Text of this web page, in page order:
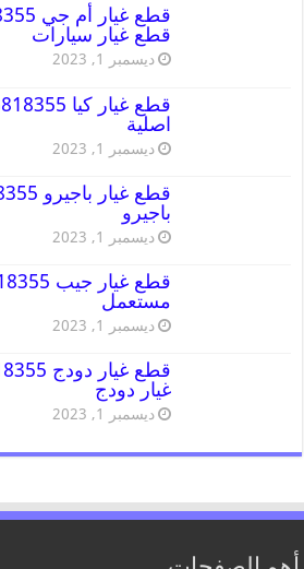
قطع غيار سيارات
ديسمبر 1, 2023
اصلية
ديسمبر 1, 2023
باجيرو
ديسمبر 1, 2023
مستعمل
ديسمبر 1, 2023
غيار دودج
ديسمبر 1, 2023